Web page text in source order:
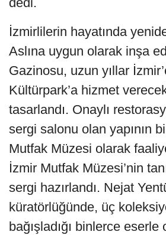
İzmirlilerin hayatında
Aslına uygun olarak inşa
Gazinosu, uzun yıllar
Kültürpark’a hizmet
tasarlandı. Onaylı
sergi salonu olan yapının
Mutfak Müzesi olarak
İzmir Mutfak Müzesi’nin
sergi hazırlandı. Nejat
küratörlüğünde, üç
bağışladığı binlerce